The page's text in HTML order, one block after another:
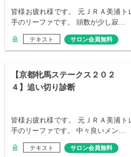
皆様お疲れ様です。 元ＪＲＡ美浦ト
手のリーファです。 頭数が少し寂…
テキスト サロン会員無料
【京都牝馬ステークス２０２
４】追い切り診断
皆様お疲れ様です。 元ＪＲＡ美浦ト
手のリーファです。 中々良いメン…
テキスト サロン会員無料